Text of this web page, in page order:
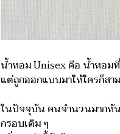
น้ำหอม Unisex คือ น้ำหอม
แต่ถูกออกแบบมาให้ใครก็สา
ในปัจจุบัน คนจำนวนมากหัน
กรอบเดิม ๆ